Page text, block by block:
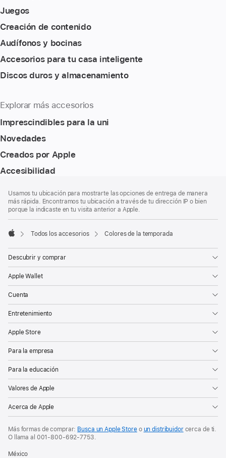
Juegos
Creación de contenido
Audífonos y bocinas
Accesorios para tu casa inteligente
Discos duros y almacenamiento
Explorar más accesorios
Imprescindibles para la uni
Novedades
Creados por Apple
Accesibilidad
de
página
a
pie
Usamos tu ubicación para mostrarte las opciones de entrega de manera
más rápida. Encontramos tu ubicación a través de tu dirección IP o bien
porque la indicaste en tu visita anterior a Apple.
Todos los accesorios Colores de la temporada
Descubrir y comprar
Apple Wallet
Cuenta
Entretenimiento
Apple Store
Para la empresa
Para la educación
Valores de Apple
Acerca de Apple
Más formas de comprar: Busca un Apple Storeo un distribuidorcerca de ti.
O
llama al 001‑800‑692‑7753.
México